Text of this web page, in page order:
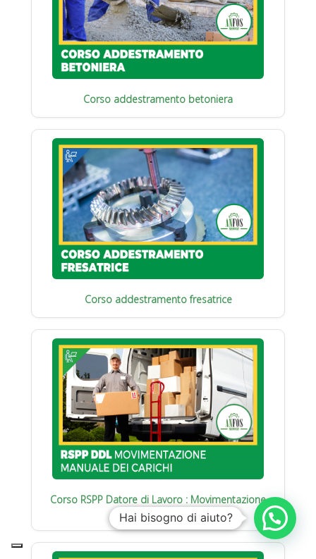
Corso addestramento betoniera
Corso addestramento fresatrice
Corso RSPP Datore di Lavoro : Movimentazione
manuale carichi
Hai bisogno di aiuto?